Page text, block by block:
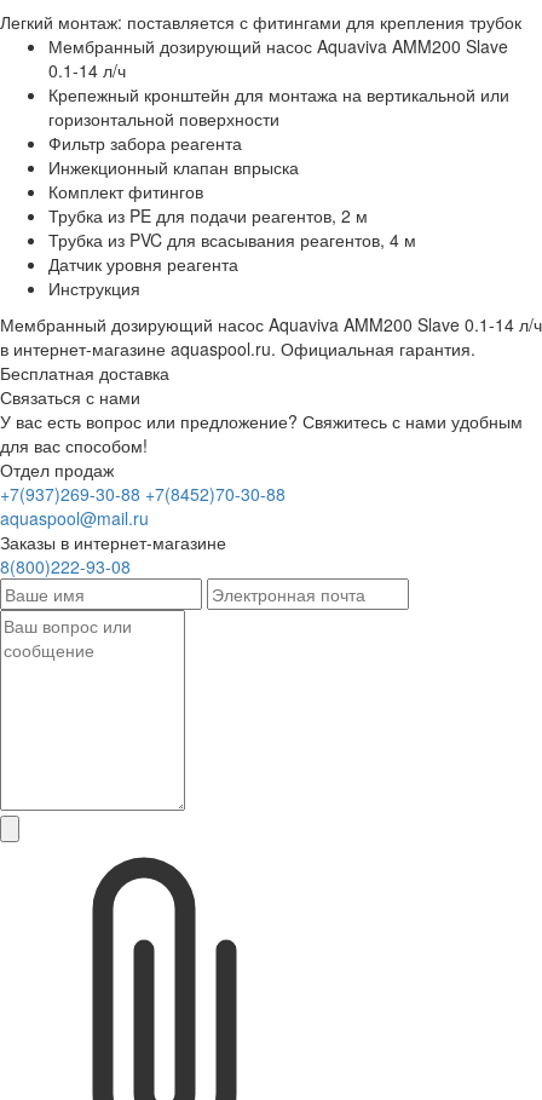
Легкий монтаж: поставляется с фитингами для крепления трубок
Мембранный дозирующий насос Aquaviva AMM200 Slave
0.1-14 л/ч
Крепежный кронштейн для монтажа на вертикальной или
горизонтальной поверхности
Фильтр забора реагента
Инжекционный клапан впрыска
Комплект фитингов
Трубка из PE для подачи реагентов, 2 м
Трубка из PVC для всасывания реагентов, 4 м
Датчик уровня реагента
Инструкция
Мембранный дозирующий насос Aquaviva AMM200 Slave 0.1-14 л/ч
в интернет-магазине aquaspool.ru. Официальная гарантия.
Бесплатная доставка
Связаться с нами
У вас есть вопрос или предложение? Свяжитесь с нами удобным
для вас способом!
Отдел продаж
+7(937)269-30-88 +7(8452)70-30-88
aquaspool@mail.ru
Заказы в интернет-магазине
8(800)222-93-08